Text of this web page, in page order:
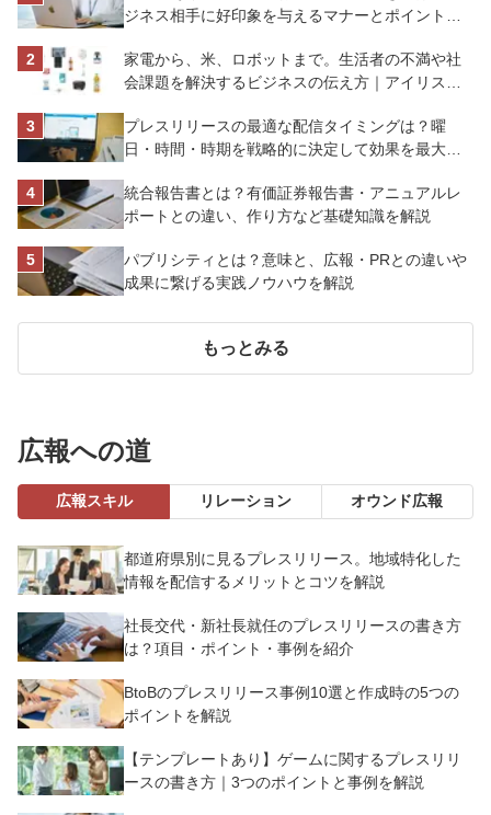
ジネス相手に好印象を与えるマナーとポイントを
家電から、米、ロボットまで。生活者の不満や社
会課題を解決するビジネスの伝え方｜アイリスオ
プレスリリースの最適な配信タイミングは？曜
日・時間・時期を戦略的に決定して効果を最大化
統合報告書とは？有価証券報告書・アニュアルレ
ポートとの違い、作り方など基礎知識を解説
パブリシティとは？意味と、広報・PRとの違いや
成果に繋げる実践ノウハウを解説
もっとみる
広報への道
広報スキル リレーション オウンド広報
都道府県別に見るプレスリリース。地域特化した
情報を配信するメリットとコツを解説
社長交代・新社長就任のプレスリリースの書き方
は？項目・ポイント・事例を紹介
BtoBのプレスリリース事例10選と作成時の5つの
ポイントを解説
【テンプレートあり】ゲームに関するプレスリリ
ースの書き方｜3つのポイントと事例を解説